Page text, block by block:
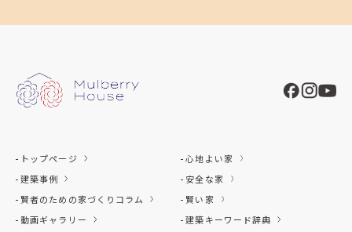
トップページ
建築事例
賢者のための家づくりコラム
動画ギャラリー
心地よい家
安全な家
賢い家
建築キーワード辞典